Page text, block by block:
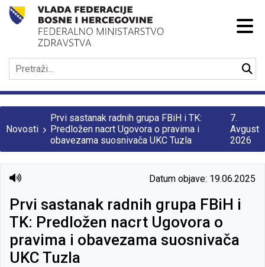
Novosti
Prvi sastanak radnih grupa FBiH i TK:
Predložen nacrt Ugovora o pravima i
obavezama suosnivača UKC Tuzla
7.
Avgust
2026
Datum objave: 19.06.2025
Prvi sastanak radnih grupa FBiH i
TK: Predložen nacrt Ugovora o
pravima i obavezama suosnivača
UKC Tuzla